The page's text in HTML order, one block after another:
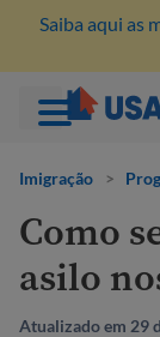
para
conteúdo
Saiba aqui as
Imigração >
Como
asilo
Atualizado em 29